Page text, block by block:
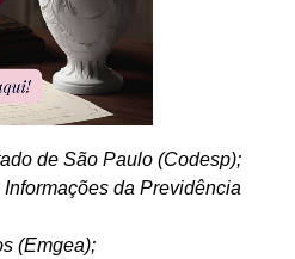
de São Paulo (Codesp);
da Previdência
(Emgea);